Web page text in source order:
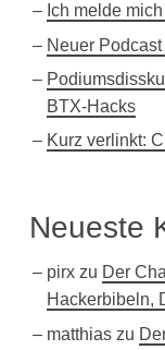
Ich melde
Neuer
BTX-Hacks
Kurz verlinkt:
Neueste
pirxzu Der
Hackerbibeln,
matthiaszu